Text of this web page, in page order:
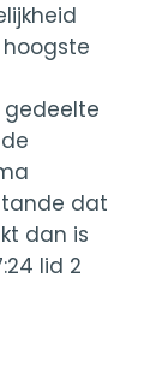
dat
dan is
lid 2